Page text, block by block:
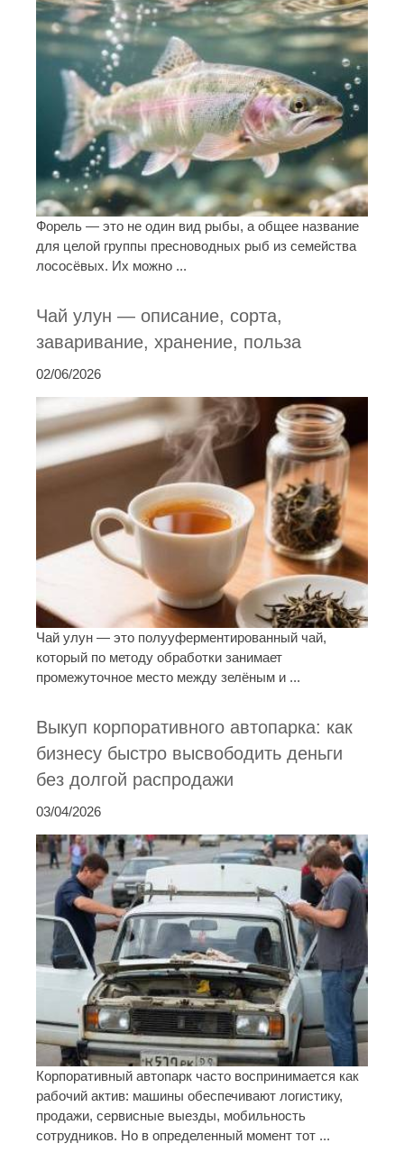
Форель — это не один вид рыбы, а общее название
для целой группы пресноводных рыб из семейства
лососёвых. Их можно ...
Чай улун — описание, сорта,
заваривание, хранение, польза
02/06/2026
Чай улун — это полууферментированный чай,
который по методу обработки занимает
промежуточное место между зелёным и ...
Выкуп корпоративного автопарка: как
бизнесу быстро высвободить деньги
без долгой распродажи
03/04/2026
Корпоративный автопарк часто воспринимается как
рабочий актив: машины обеспечивают логистику,
продажи, сервисные выезды, мобильность
сотрудников. Но в определенный момент тот ...